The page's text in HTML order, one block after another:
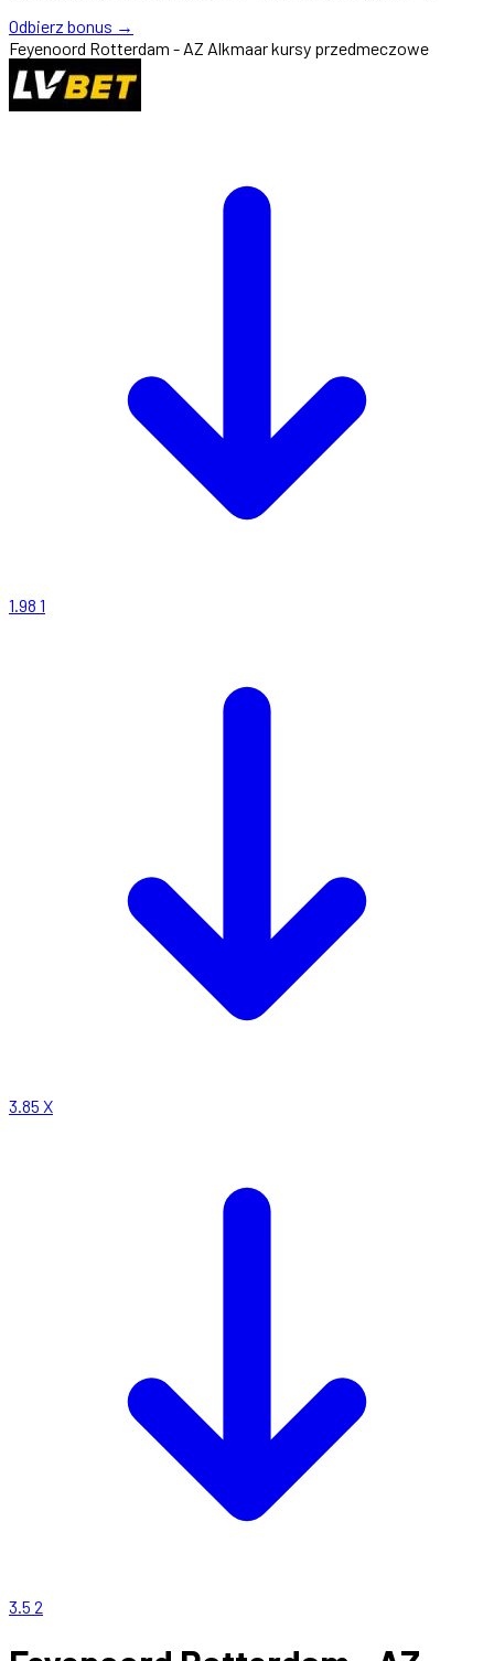
Odbierz bonus →
Feyenoord Rotterdam - AZ Alkmaar kursy przedmeczowe
1.98 1
3.85 X
3.5 2